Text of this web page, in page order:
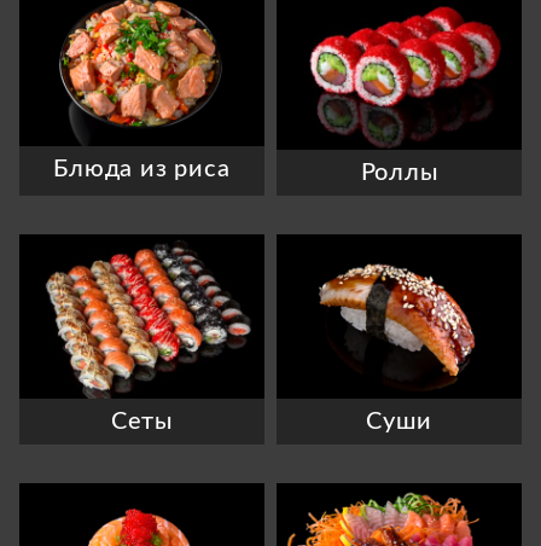
Блюда из риса Роллы
Сеты Суши